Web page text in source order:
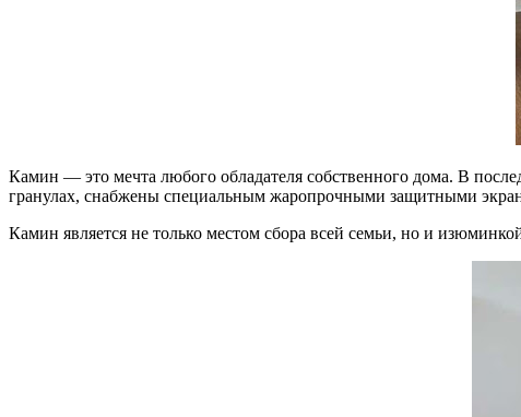
Камин — это мечта любого обладателя собственного дома. В
гранулах, снабжены специальным жаропрочными защитными
Камин является не только местом сбора всей семьи, но и